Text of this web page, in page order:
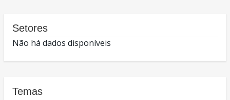
Setores
Não há dados disponíveis
Temas